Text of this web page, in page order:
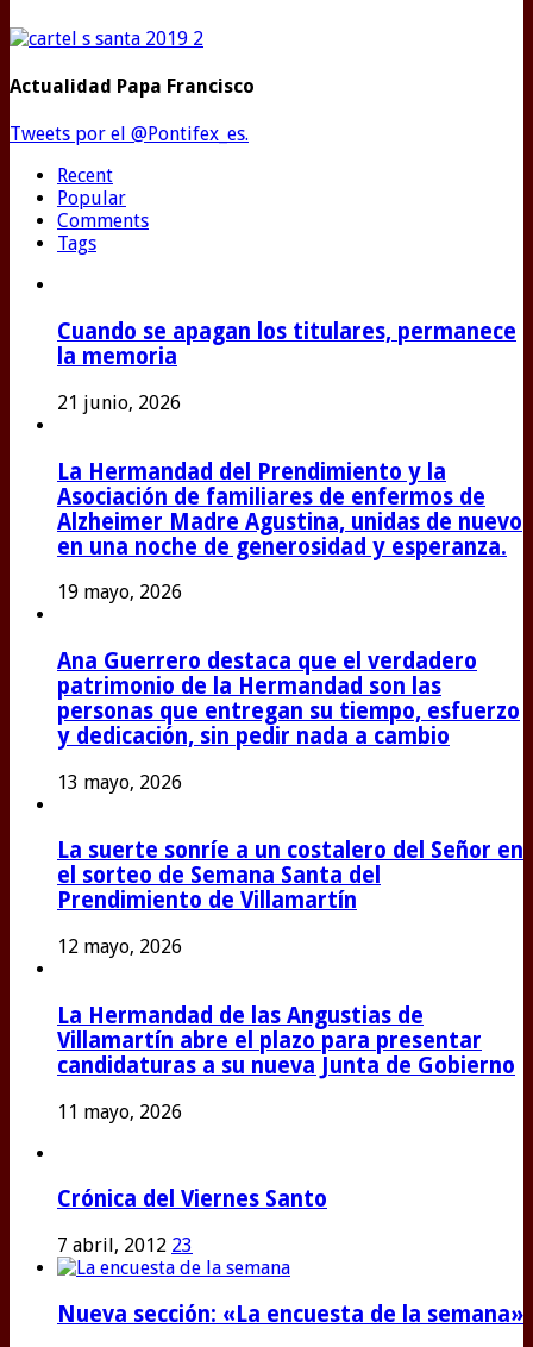
Actualidad Papa Francisco
Tweets por el @Pontifex_es.
Recent
Popular
Comments
Tags
Cuando se apagan los titulares, permanece
la memoria
21 junio, 2026
La Hermandad del Prendimiento y la
Asociación de familiares de enfermos de
Alzheimer Madre Agustina, unidas de nuevo
en una noche de generosidad y esperanza.
19 mayo, 2026
Ana Guerrero destaca que el verdadero
patrimonio de la Hermandad son las
personas que entregan su tiempo, esfuerzo
y dedicación, sin pedir nada a cambio
13 mayo, 2026
La suerte sonríe a un costalero del Señor en
el sorteo de Semana Santa del
Prendimiento de Villamartín
12 mayo, 2026
La Hermandad de las Angustias de
Villamartín abre el plazo para presentar
candidaturas a su nueva Junta de Gobierno
11 mayo, 2026
Crónica del Viernes Santo
7 abril, 2012 23
Nueva sección: «La encuesta de la semana»